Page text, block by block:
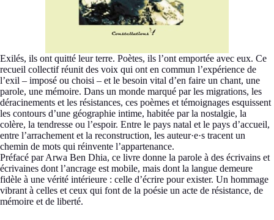
Exilés, ils ont quitté leur terre. Poètes, ils l’ont emportée avec eux. Ce
recueil collectif réunit des voix qui ont en commun l’expérience de
l’exil – imposé ou choisi – et le besoin vital d’en faire un chant, une
parole, une mémoire. Dans un monde marqué par les migrations, les
déracinements et les résistances, ces poèmes et témoignages esquissent
les contours d’une géographie intime, habitée par la nostalgie, la
colère, la tendresse ou l’espoir. Entre le pays natal et le pays d’accueil,
entre l’arrachement et la reconstruction, les auteur·e·s tracent un
chemin de mots qui réinvente l’appartenance.
Préfacé par Arwa Ben Dhia, ce livre donne la parole à des écrivains et
écrivaines dont l’ancrage est mobile, mais dont la langue demeure
fidèle à une vérité intérieure : celle d’écrire pour exister. Un hommage
vibrant à celles et ceux qui font de la poésie un acte de résistance, de
mémoire et de liberté.